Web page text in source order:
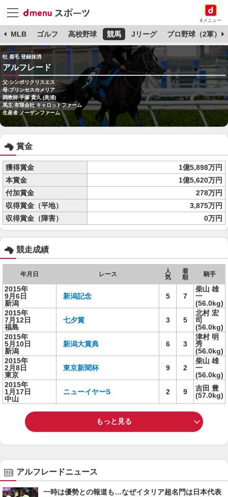
dメニュー
MLB ゴルフ 高校野球 競馬 Jリーグ プロ野球（2軍）
牡 鹿毛 登録抹消
アルフレード
父:シンボリクリスエス
母:プリンセスカメリア
調教師:手塚 貴久 (美浦)
馬主:有限会社 キャロットファーム
生産者:ノーザンファーム
賞金
獲得賞金
1億5,898万円
本賞金
1億5,620万円
付加賞金
278万円
収得賞金（平地）
3,875万円
収得賞金（障害）
0万円
競走成績
年月日 レース
人
気
着
順
騎手
2015年
9月6日
新潟
新潟記念 5 7
柴山 雄
一
(56.0kg)
2015年
7月12日
福島
七夕賞 3 5
北村 宏
司
(56.0kg)
2015年
5月10日
新潟
新潟大賞典 6 3
津村 明
秀
(56.0kg)
2015年
2月8日
東京
東京新聞杯 9 2
柴山 雄
一
(56.0kg)
2015年
1月17日
中山
ニューイヤーS 2 9
吉田 豊
(57.0kg)
もっと見る
アルフレードニュース
一時は優勢との報道も…なぜイタリア超名門は日本代表